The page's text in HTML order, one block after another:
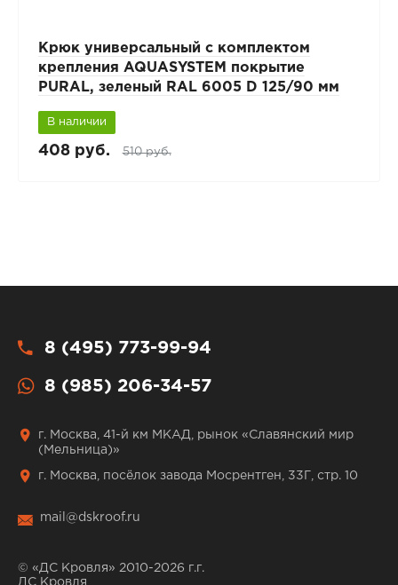
Крюк универсальный с комплектом
крепления AQUASYSTEM покрытие
PURAL, зеленый RAL 6005 D 125/90 мм
В наличии
408 руб. 510 руб.
8 (495) 773-99-94
8 (985) 206-34-57
г. Москва, 41-й км МКАД, рынок «Славянский мир
(Мельница)»
г. Москва, посёлок завода Мосрентген, 33Г, стр. 10
mail@dskroof.ru
© «ДС Кровля» 2010-2026 г.г.
ДС Кровля